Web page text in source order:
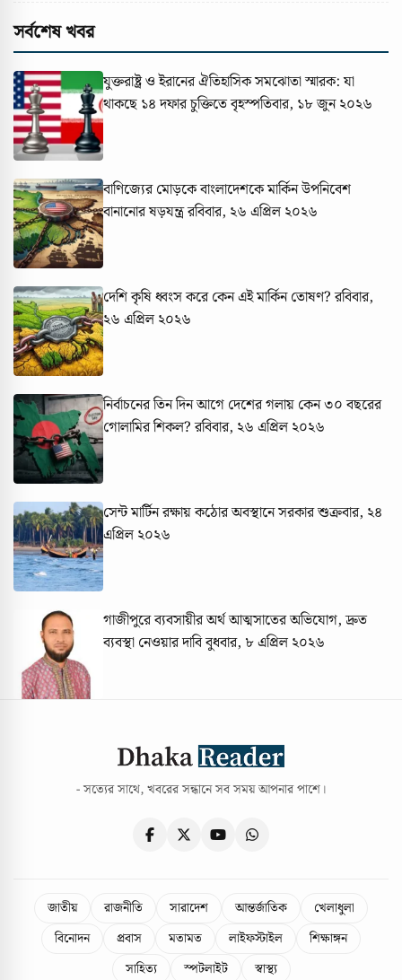
সর্বশেষ খবর
যুক্তরাষ্ট্র ও ইরানের ঐতিহাসিক সমঝোতা স্মারক: যা
থাকছে ১৪ দফার চুক্তিতেবৃহস্পতিবার, ১৮ জুন ২০২৬
বাণিজ্যের মোড়কে বাংলাদেশকে মার্কিন উপনিবেশ
বানানোর ষড়যন্ত্ররবিবার, ২৬ এপ্রিল ২০২৬
দেশি কৃষি ধ্বংস করে কেন এই মার্কিন তোষণ? রবিবার,
২৬ এপ্রিল ২০২৬
নির্বাচনের তিন দিন আগে দেশের গলায় কেন ৩০ বছরের
গোলামির শিকল? রবিবার, ২৬ এপ্রিল ২০২৬
সেন্ট মার্টিন রক্ষায় কঠোর অবস্থানে সরকারশুক্রবার, ২৪
এপ্রিল ২০২৬
গাজীপুরে ব্যবসায়ীর অর্থ আত্মসাতের অভিযোগ, দ্রুত
ব্যবস্থা নেওয়ার দাবিবুধবার, ৮ এপ্রিল ২০২৬
- সত্যের সাথে, খবরের সন্ধানে সব সময় আপনার পাশে।
জাতীয় রাজনীতি সারাদেশ আন্তর্জাতিক
খেলাধুলা
বিনোদন
প্রবাস মতামত লাইফস্টাইল
শিক্ষাঙ্গন
সাহিত্য
স্পটলাইট স্বাস্থ্য